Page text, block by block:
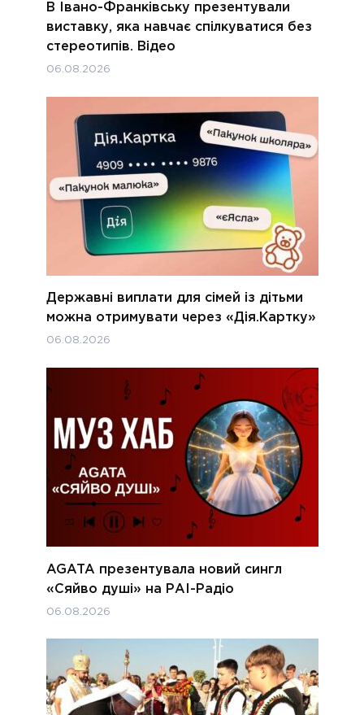
В Івано-Франківську презентували
виставку, яка навчає спілкуватися без
стереотипів. Відео
06.08.2026
Державні виплати для сімей із дітьми
можна отримувати через «Дія.Картку»
06.08.2026
AGATA презентувала новий сингл
«Сяйво душі» на РАІ-Радіо
06.08.2026